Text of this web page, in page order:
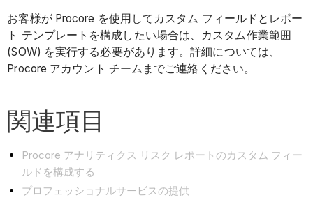
お客様が Procore を使用してカスタム フィールドとレポー
ト テンプレートを構成したい場合は、カスタム作業範囲
(SOW) を実行する必要があります。詳細については、
Procore アカウント チームまでご連絡ください。
関連項目
Procore アナリティクス リスク レポートのカスタム フィー
ルドを構成する
プロフェッショナルサービスの提供